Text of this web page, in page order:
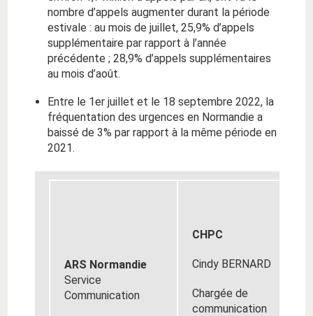
nombre d’appels augmenter durant la période
estivale : au mois de juillet, 25,9% d’appels
supplémentaire par rapport à l’année
précédente ; 28,9% d’appels supplémentaires
au mois d’août.
Entre le 1er juillet et le 18 septembre 2022, la
fréquentation des urgences en Normandie a
baissé de 3% par rapport à la même période en
2021.
ARS Normandie
Service
Communication
CHPC
Cindy BERNARD
Chargée de
communication